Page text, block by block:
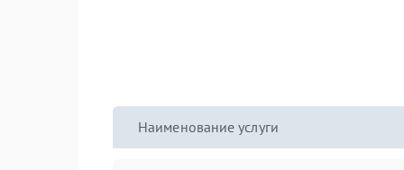
Наименование услуги